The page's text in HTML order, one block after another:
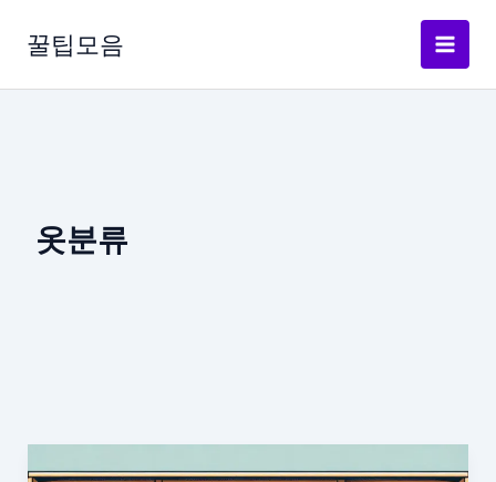
로
꿀팁모음
옷분류